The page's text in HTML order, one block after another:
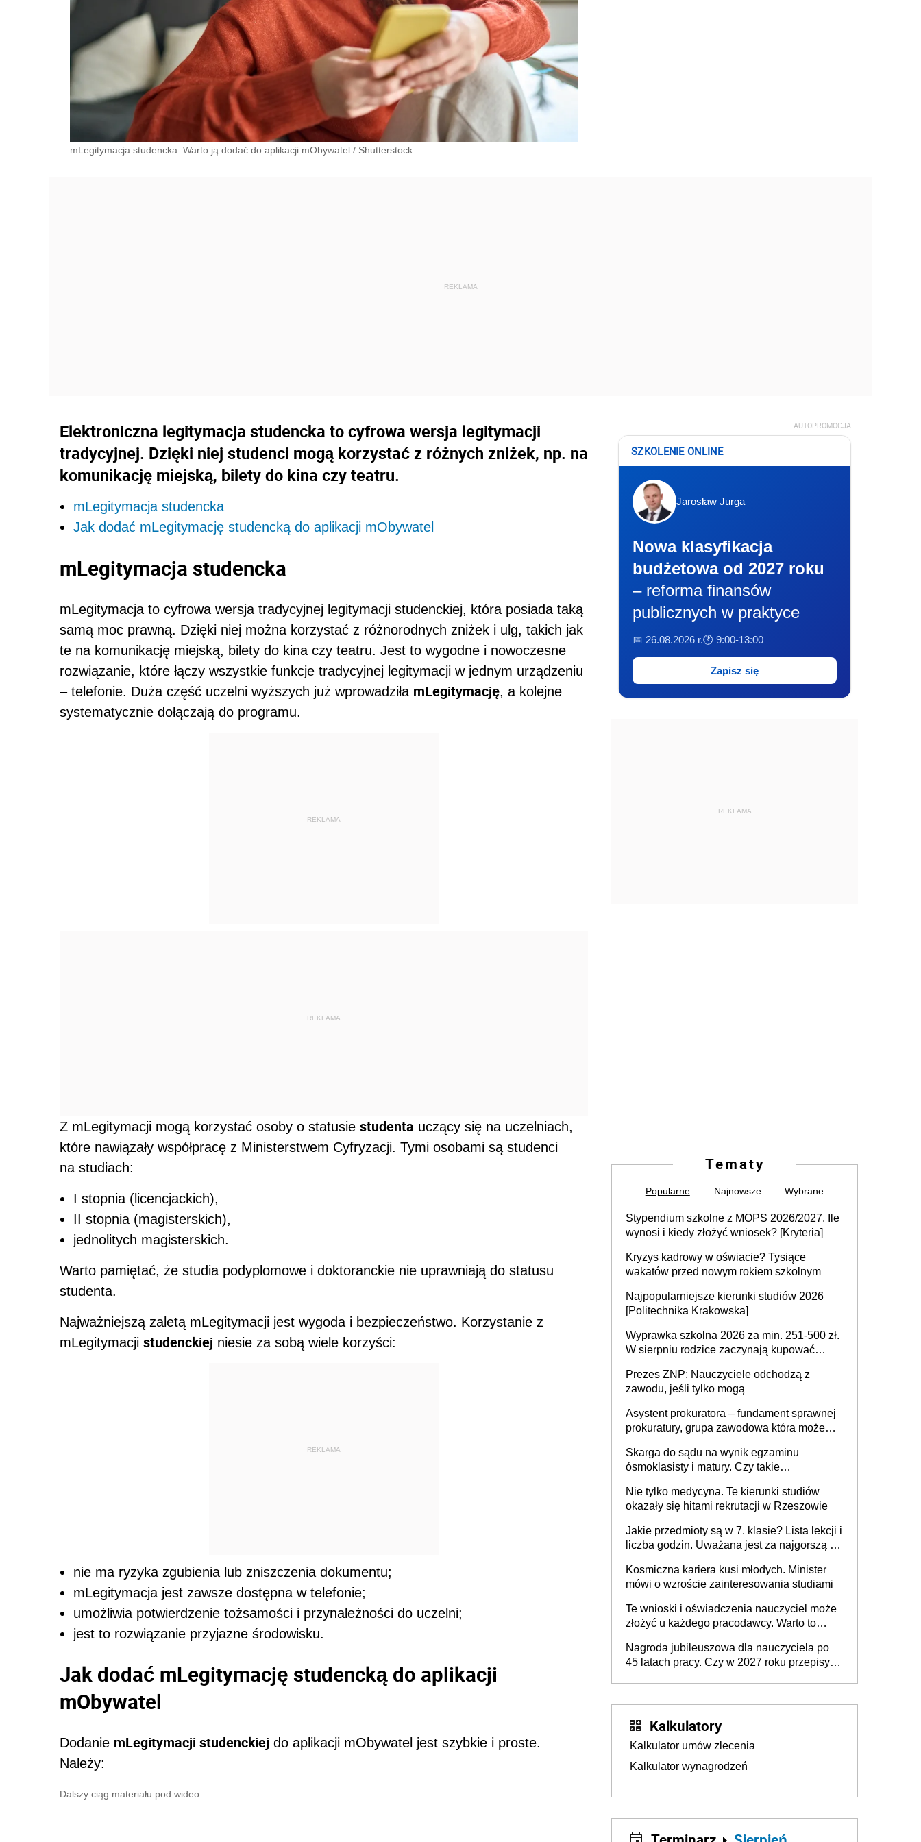
mLegitymacja studencka. Warto ją dodać do aplikacji mObywatel / Shutterstock
Elektroniczna legitymacja studencka to cyfrowa wersja legitymacji
tradycyjnej. Dzięki niej studenci mogą korzystać z różnych zniżek, np. na
komunikację miejską, bilety do kina czy teatru.
mLegitymacja studencka
Jak dodać mLegitymację studencką do aplikacji mObywatel
mLegitymacja studencka
mLegitymacja to cyfrowa wersja tradycyjnej legitymacji studenckiej, która posiada taką
samą moc prawną. Dzięki niej można korzystać z różnorodnych zniżek i ulg, takich jak
te na komunikację miejską, bilety do kina czy teatru. Jest to wygodne i nowoczesne
rozwiązanie, które łączy wszystkie funkcje tradycyjnej legitymacji w jednym urządzeniu
– telefonie. Duża część uczelni wyższych już wprowadziła mLegitymację, a kolejne
systematycznie dołączają do programu.
REKLAMA
REKLAMA
Z mLegitymacji mogą korzystać osoby o statusie studenta uczący się na uczelniach,
które nawiązały współpracę z Ministerstwem Cyfryzacji. Tymi osobami są studenci
na studiach:
I stopnia (licencjackich),
II stopnia (magisterskich),
jednolitych magisterskich.
Warto pamiętać, że studia podyplomowe i doktoranckie nie uprawniają do statusu
studenta.
Najważniejszą zaletą mLegitymacji jest wygoda i bezpieczeństwo. Korzystanie z
mLegitymacji studenckiej niesie za sobą wiele korzyści:
REKLAMA
nie ma ryzyka zgubienia lub zniszczenia dokumentu;
mLegitymacja jest zawsze dostępna w telefonie;
umożliwia potwierdzenie tożsamości i przynależności do uczelni;
jest to rozwiązanie przyjazne środowisku.
Jak dodać mLegitymację studencką do aplikacji
mObywatel
Dodanie mLegitymacji studenckiej do aplikacji mObywatel jest szybkie i proste.
Należy:
Dalszy ciąg materiału pod wideo
AUTOPROMOCJA
SZKOLENIE ONLINE
Jarosław Jurga
Nowa klasyfikacja
budżetowa od 2027 roku
– reforma finansów
publicznych w praktyce
📅 26.08.2026 r.🕐 9:00-13:00
Zapisz się
REKLAMA
Tematy
Popularne Najnowsze Wybrane
Stypendium szkolne z MOPS 2026/2027. Ile
wynosi i kiedy złożyć wniosek? [Kryteria]
Kryzys kadrowy w oświacie? Tysiące
wakatów przed nowym rokiem szkolnym
Najpopularniejsze kierunki studiów 2026
[Politechnika Krakowska]
Wyprawka szkolna 2026 za min. 251-500 zł.
W sierpniu rodzice zaczynają kupować
wydatek sięgający ponad 1 tys. zł
Prezes ZNP: Nauczyciele odchodzą z
zawodu, jeśli tylko mogą
Asystent prokuratora – fundament sprawnej
prokuratury, grupa zawodowa która może
Skarga do sądu na wynik egzaminu
ósmoklasisty i matury. Czy takie
Nie tylko medycyna. Te kierunki studiów
okazały się hitami rekrutacji w Rzeszowie
Jakie przedmioty są w 7. klasie? Lista lekcji i
liczba godzin. Uważana jest za najgorszą -
Kosmiczna kariera kusi młodych. Minister
mówi o wzroście zainteresowania studiami
Te wnioski i oświadczenia nauczyciel może
złożyć u każdego pracodawcy. Warto to
szkolnego 2026/2027
Nagroda jubileuszowa dla nauczyciela po
45 latach pracy. Czy w 2027 roku przepisy
Kalkulatory
Kalkulator umów zlecenia
Kalkulator wynagrodzeń